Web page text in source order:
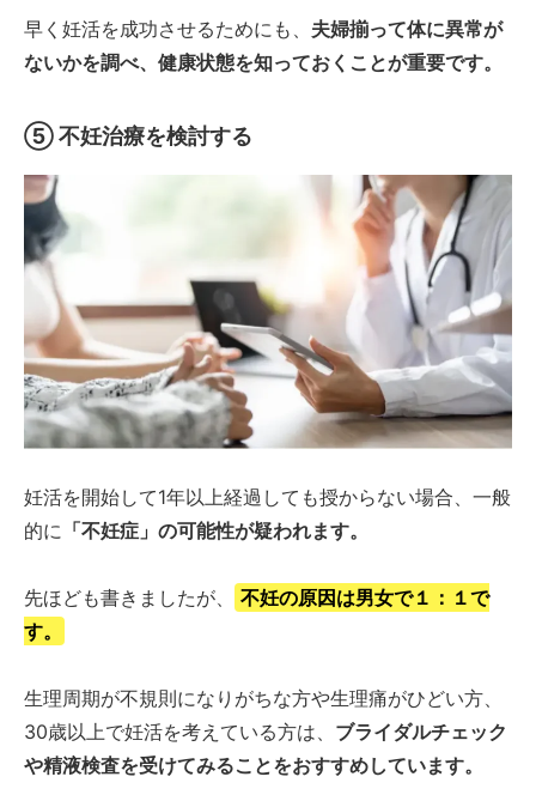
早く妊活を成功させるためにも、 夫婦揃って体に異常が
ないかを調べ、健康状態を知っておくことが重要です。
⑤不妊治療を検討する
妊活を開始して1年以上経過しても授からない場合、一般
的に 「不妊症」の可能性が疑われます。
先ほども書きましたが、
不妊の原因は男女で１：１で
す。
生理周期が不規則になりがちな方や生理痛がひどい方、
30歳以上で妊活を考えている方は、 ブライダルチェック
や精液検査を受けてみることをおすすめしています。